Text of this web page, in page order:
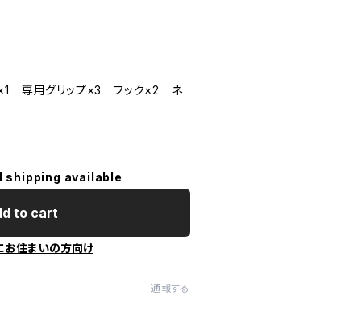
×1 専用グリップ×3 フック×2 ネ
shipping available
to cart
お住まいの方向け
通報する